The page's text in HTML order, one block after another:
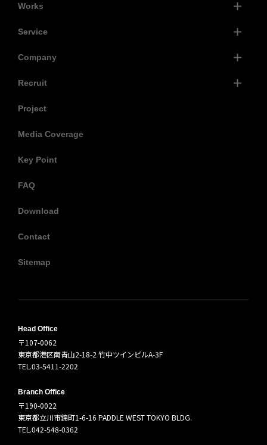
Works
Service
Company
Recruit
Project
Media Coverage
Key Point
FAQ
Download
Contact
Sitemap
Head Office
〒107-0062
東京都港区南青山2-18-2 竹中ツインビルA-3F
TEL.03-5411-2202
Branch Office
〒190-0022
東京都立川市錦町1-6-16 PADDLE WEST TOKYO BLDG.
TEL.042-548-0362